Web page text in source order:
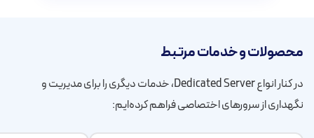
محصولات و خدمات مرتبط
در کنار انواع Dedicated Server، خدمات دیگری را برای مدیریت و
نگهداری از سرورهای اختصاصی فراهم کرده‌ایم: